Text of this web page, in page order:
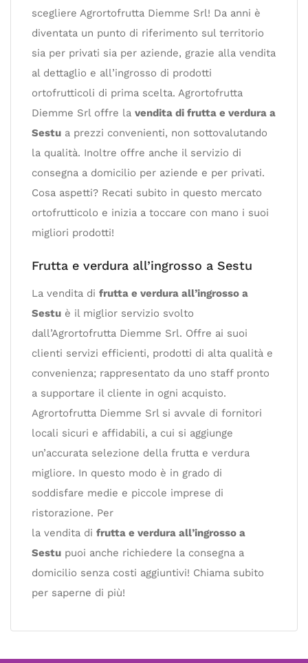
scegliere Agrortofrutta Diemme Srl! Da anni è
diventata un punto di riferimento sul territorio
sia per privati sia per aziende, grazie alla vendita
al dettaglio e all’ingrosso di prodotti
ortofrutticoli di prima scelta. Agrortofrutta
Diemme Srl offre la vendita di frutta e verdura a
Sestu a prezzi convenienti, non sottovalutando
la qualità. Inoltre offre anche il servizio di
consegna a domicilio per aziende e per privati.
Cosa aspetti? Recati subito in questo mercato
ortofrutticolo e inizia a toccare con mano i suoi
migliori prodotti!
Frutta e verdura all’ingrosso a Sestu
La vendita di frutta e verdura all’ingrosso a
Sestu è il miglior servizio svolto
dall’Agrortofrutta Diemme Srl. Offre ai suoi
clienti servizi efficienti, prodotti di alta qualità e
convenienza; rappresentato da uno staff pronto
a supportare il cliente in ogni acquisto.
Agrortofrutta Diemme Srl si avvale di fornitori
locali sicuri e affidabili, a cui si aggiunge
un’accurata selezione della frutta e verdura
migliore. In questo modo è in grado di
soddisfare medie e piccole imprese di
ristorazione. Per
la vendita di frutta e verdura all’ingrosso a
Sestu puoi anche richiedere la consegna a
domicilio senza costi aggiuntivi! Chiama subito
per saperne di più!